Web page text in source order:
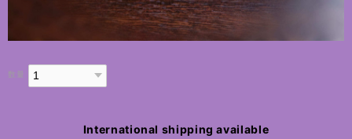
数量
International shipping available